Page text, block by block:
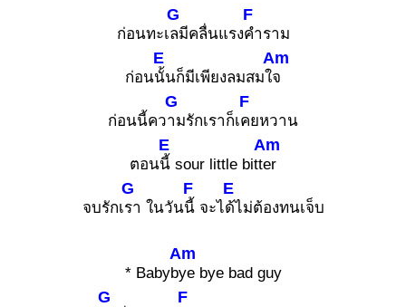
ก่อนทะเ
G
ลมีคลื่นแรง
F
คำราม
ก่อน
E
นั้นก็มีเพียงลมสมใ
Am
จ
ก่อนนี้คว
G
ามรักเราก็เ
F
คยหวาน
ตอน
E
นี้ sour little bitt
Am
er
จบรักเ
G
รา ในวัน
F
นี้ จะไ
E
ด้ไม่ต้องทนเจ็บ
* Babyb
Am
ye bye bad guy
G F